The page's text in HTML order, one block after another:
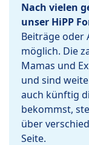
Nach vielen
unser HiPP
Beiträge oder
möglich. Die
Mamas und
und sind
auch künftig
bekommst,
über
Seite.